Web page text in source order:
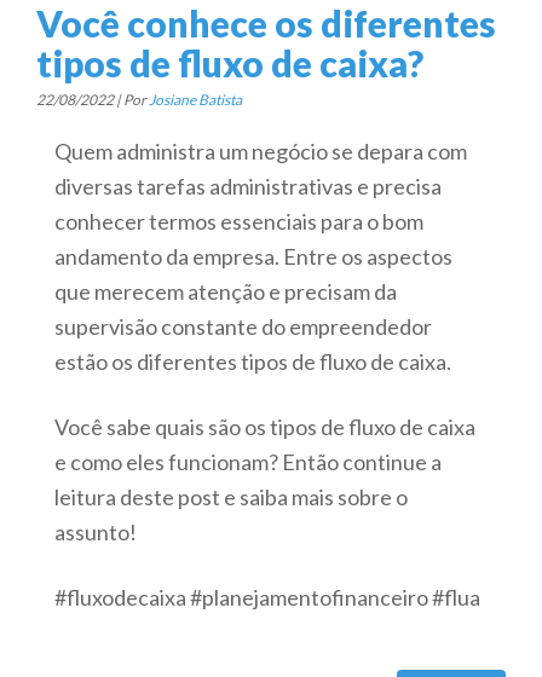
Você conhece os diferentes
tipos de fluxo de caixa?
22/08/2022 | PorJosiane Batista
Quem administra um negócio se depara com
diversas tarefas administrativas e precisa
conhecer termos essenciais para o bom
andamento da empresa. Entre os aspectos
que merecem atenção e precisam da
supervisão constante do empreendedor
estão os diferentes tipos de fluxo de caixa.
Você sabe quais são os tipos de fluxo de caixa
e como eles funcionam? Então continue a
leitura deste post e saiba mais sobre o
assunto!
#fluxodecaixa #planejamentofinanceiro #flua